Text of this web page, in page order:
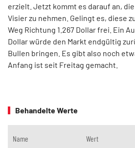
erzielt. Jetzt kommt es darauf an,
Visier zu nehmen. Gelingt es, diese
Weg Richtung 1.267 Dollar frei. Ein
Dollar würde den Markt endgültig
Bullen bringen. Es gibt also noch
Anfang ist seit Freitag gemacht.
Behandelte Werte
Name Wert